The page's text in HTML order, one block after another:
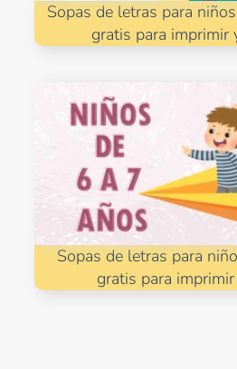
Sopas de letras para
gratis para imprimir
Sopas de letras para
gratis para